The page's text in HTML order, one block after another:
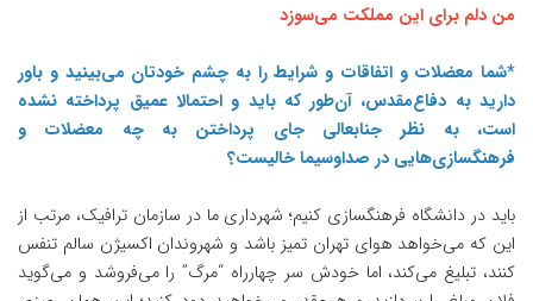
من دلم برای این مملکت می‌سوزد
*شما معضلات و اتفاقات و شرایط را به چشم خودتان می‌بینید و باور
دارید به دفاع‌مقدس، آن‌طور که باید و احتمالا عمیق پرداخته نشده
است، به نظر جنابعالی جای پرداختن به چه معضلات و
فرهنگسازی‌هایی در صداوسیما خالیست؟
باید در دانشگاه فرهنگسازی کنیم؛ شهرداری ما در سازمان ترافیک، مرتب از
این که می‌خواهد هوای تهران تمیز باشد و شهروندان اکسیژن سالم تنفس
کنند، تبلیغ می‌کند، اما خودش سر چهارراه “مرگ” را می‌فروشد و می‌گوید